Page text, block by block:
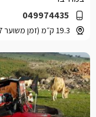
049974435
19.3 ק״מ (זמן משוער 27 דקות)